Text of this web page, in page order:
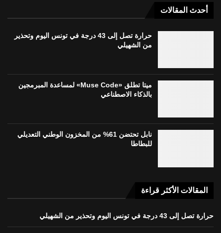
أحدث المقالات
حرارة تصل إلى 43 درجة في تونس اليوم وتحذير
من الشهيلي
ميتا تطلق «Muse Code» لمساعدة المبرمجين
بالذكاء الاصطناعي
نابل تحتضن 61% من المخزون الوطني التعديلي
للبطاطا
المقالات الأكثر قراءة
حرارة تصل إلى 43 درجة في تونس اليوم وتحذير من الشهيلي